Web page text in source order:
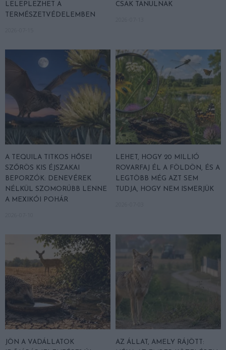
LELEPLEZHET A
TERMÉSZETVÉDELEMBEN
CSAK TANULNAK
A TEQUILA TITKOS HŐSEI
SZŐRÖS KIS ÉJSZAKAI
BEPORZÓK: DENEVÉREK
NÉLKÜL SZOMORÚBB LENNE
A MEXIKÓI POHÁR
LEHET, HOGY 20 MILLIÓ
ROVARFAJ ÉL A FÖLDÖN, ÉS A
LEGTÖBB MÉG AZT SEM
TUDJA, HOGY NEM ISMERJÜK
JÖN A VADÁLLATOK
AZ ÁLLAT, AMELY RÁJÖTT: